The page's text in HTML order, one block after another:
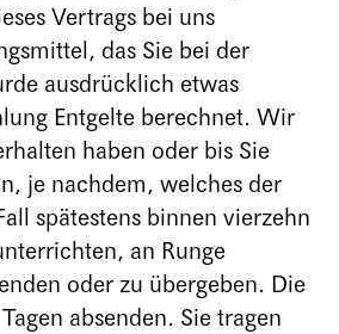
Vertrags bei uns
das Sie bei der
ausdrücklich etwas
Entgelte berechnet. Wir
haben oder bis Sie
je nachdem, welches der
spätestens binnen vierzehn
an Runge
oder zu übergeben. Die
absenden. Sie tragen